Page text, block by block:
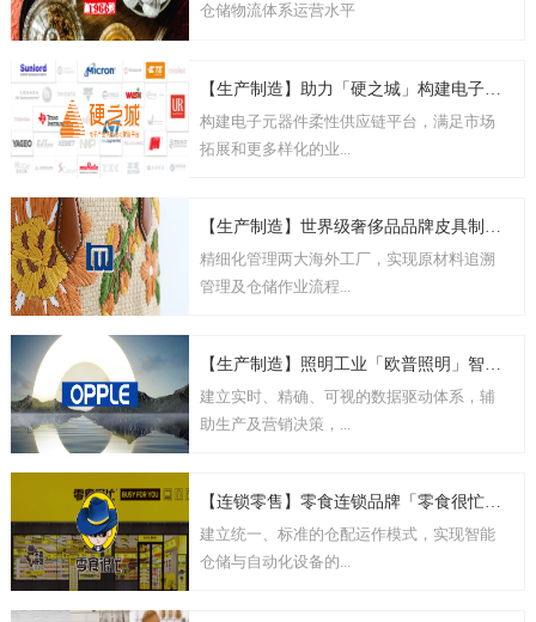
仓储物流体系运营水平
构建电子元器件柔性供应链平台，满足市场
拓展和更多样化的业...
精细化管理两大海外工厂，实现原材料追溯
管理及仓储作业流程...
【生产制造】照明工业「欧普照明」智能仓储建设
建立实时、精确、可视的数据驱动体系，辅
助生产及营销决策，...
【连锁零售】零食连锁品牌「零食很忙」数智化供应链建设
建立统一、标准的仓配运作模式，实现智能
仓储与自动化设备的...